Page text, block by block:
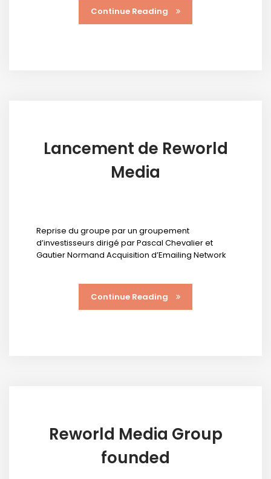
Continue Reading
Lancement de Reworld
Media
Reprise du groupe par un groupement
d’investisseurs dirigé par Pascal Chevalier et
Gautier Normand Acquisition d’Emailing Network
Continue Reading
Reworld Media Group
founded